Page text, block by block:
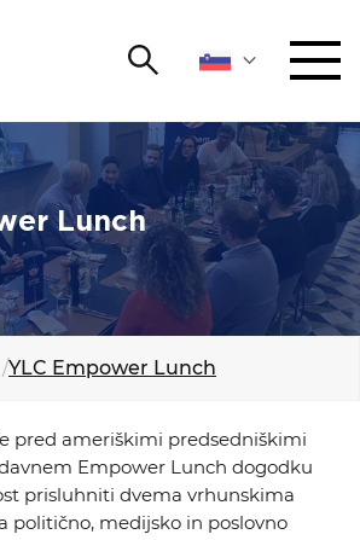
Išči
Open
Išči
Lunch
YLC Empower Lunch
pred ameriškimi predsedniškimi
Empower Lunch dogodku
prisluhniti dvema vrhunskima
politično, medijsko in poslovno